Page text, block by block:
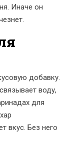
Иначе он
добавку.
воду,
для
вкус. Без него